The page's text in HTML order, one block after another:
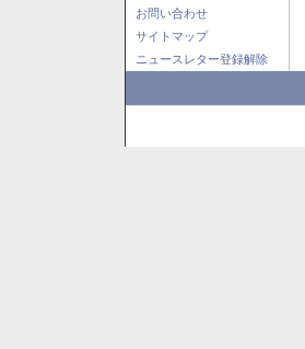
お問い合わせ
サイトマップ
ニュースレター登録解除